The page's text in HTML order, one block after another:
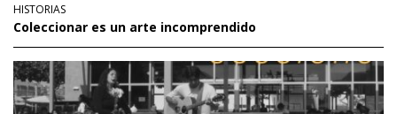
HISTORIAS
Coleccionar es un arte incomprendido